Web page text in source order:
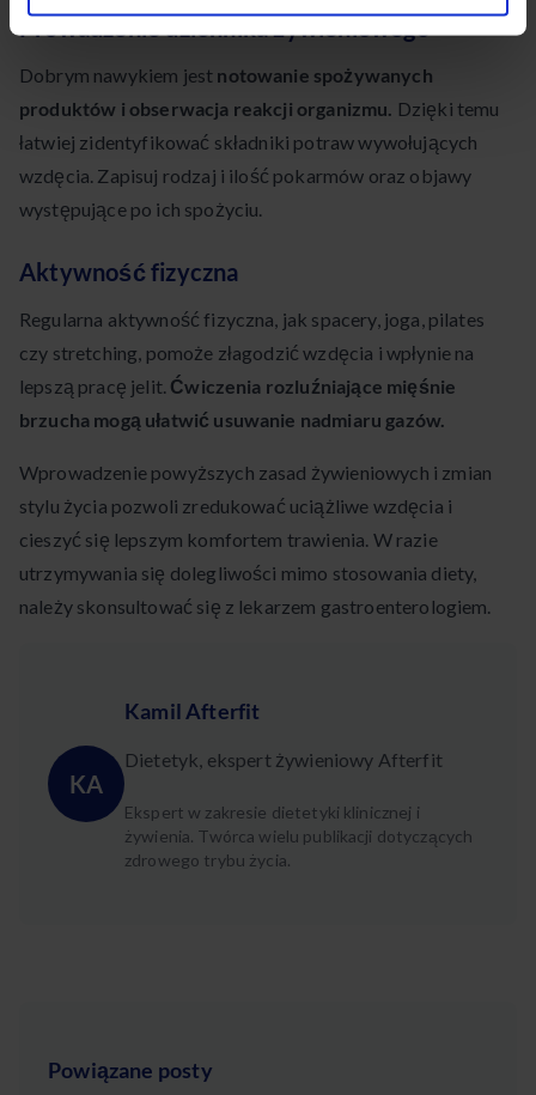
Prowadzenie dziennika żywieniowego
Dobrym nawykiem jest notowanie spożywanych
produktów i obserwacja reakcji organizmu. Dzięki temu
łatwiej zidentyfikować składniki potraw wywołujących
wzdęcia. Zapisuj rodzaj i ilość pokarmów oraz objawy
występujące po ich spożyciu.
Aktywność fizyczna
Regularna aktywność fizyczna, jak spacery, joga, pilates
czy stretching, pomoże złagodzić wzdęcia i wpłynie na
lepszą pracę jelit. Ćwiczenia rozluźniające mięśnie
brzucha mogą ułatwić usuwanie nadmiaru gazów.
Wprowadzenie powyższych zasad żywieniowych i zmian
stylu życia pozwoli zredukować uciążliwe wzdęcia i
cieszyć się lepszym komfortem trawienia. W razie
utrzymywania się dolegliwości mimo stosowania diety,
należy skonsultować się z lekarzem gastroenterologiem.
KA
Kamil Afterfit
Dietetyk, ekspert żywieniowy Afterfit
Ekspert w zakresie dietetyki klinicznej i
żywienia. Twórca wielu publikacji dotyczących
zdrowego trybu życia.
Powiązane posty